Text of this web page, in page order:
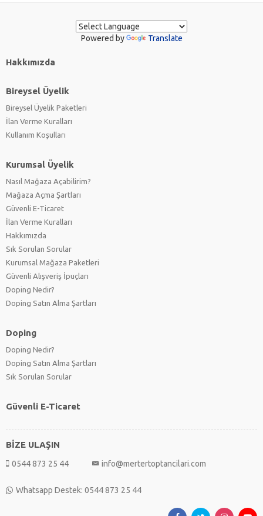
Powered by Translate
Hakkımızda
Bireysel Üyelik
Bireysel Üyelik Paketleri
İlan Verme Kuralları
Kullanım Koşulları
Kurumsal Üyelik
Nasıl Mağaza Açabilirim?
Mağaza Açma Şartları
Güvenli E-Ticaret
İlan Verme Kuralları
Hakkımızda
Sık Sorulan Sorular
Kurumsal Mağaza Paketleri
Güvenli Alışveriş İpuçları
Doping Nedir?
Doping Satın Alma Şartları
Doping
Doping Nedir?
Doping Satın Alma Şartları
Sık Sorulan Sorular
Güvenli E-Ticaret
BİZE ULAŞIN
0544 873 25 44 info@mertertoptancilari.com
Whatsapp Destek: 0544 873 25 44